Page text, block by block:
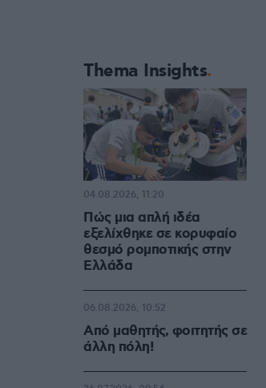
Thema Insights
Πώς μια απλή ιδέα
εξελίχθηκε σε κορυφαίο
θεσμό ρομποτικής στην
Ελλάδα
04.08.2026, 11:20
Από μαθητής, φοιτητής σε
άλλη πόλη!
06.08.2026, 10:52